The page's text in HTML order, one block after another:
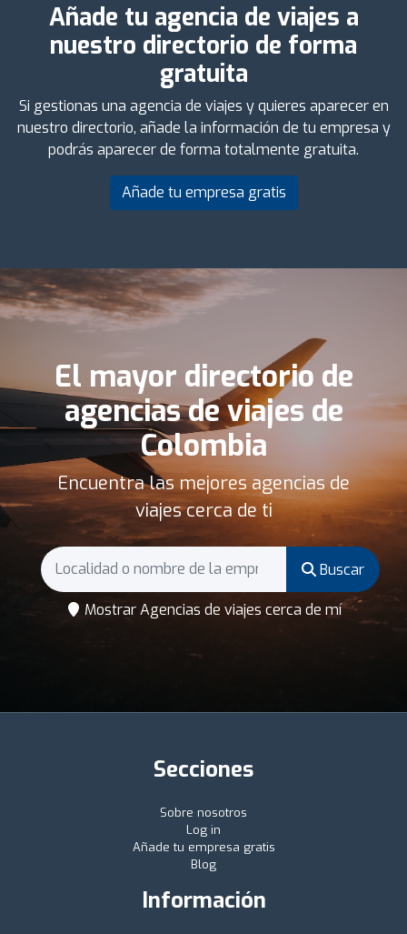
Añade tu agencia de viajes a
nuestro directorio de forma
gratuita
Si gestionas una agencia de viajes y quieres aparecer en
nuestro directorio, añade la información de tu empresa y
podrás aparecer de forma totalmente gratuita.
Añade tu empresa gratis
El mayor directorio de
agencias de viajes de
Colombia
Encuentra las mejores agencias de
viajes cerca de ti
Buscar
Mostrar Agencias de viajes cerca de mí
Secciones
Sobre nosotros
Log in
Añade tu empresa gratis
Blog
Información